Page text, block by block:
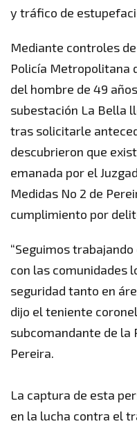
y tráfico de
Mediante controles
Policía Metropolitana
del hombre de 49
subestación La Bella
tras solicitarle
descubrieron que
emanada por el
Medidas No 2 de
cumplimiento por
“Seguimos
con las comunidades
seguridad tanto en
dijo el teniente
subcomandante de la
Pereira.
La captura de esta
en la lucha contra el